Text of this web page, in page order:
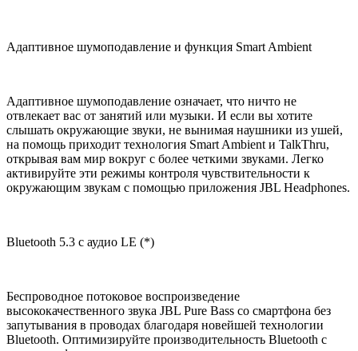
Адаптивное шумоподавление и функция Smart Ambient
Адаптивное шумоподавление означает, что ничто не
отвлекает вас от занятий или музыки. И если вы хотите
слышать окружающие звуки, не вынимая наушники из ушей,
на помощь приходит технология Smart Ambient и TalkThru,
открывая вам мир вокруг с более четкими звуками. Легко
активируйте эти режимы контроля чувствительности к
окружающим звукам с помощью приложения JBL Headphones.
Bluetooth 5.3 с аудио LE (*)
Беспроводное потоковое воспроизведение
высококачественного звука JBL Pure Bass со смартфона без
запутывания в проводах благодаря новейшей технологии
Bluetooth. Оптимизируйте производительность Bluetooth с